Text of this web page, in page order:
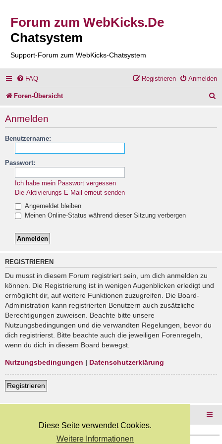
Diese Seite verwendet Cookies.
Weitere Informationen
Forum zum WebKicks.De
Chatsystem
Support-Forum zum WebKicks-Chatsystem
FAQ Anmelden
Registrieren
Foren-Übersicht
Anmelden
Benutzername:
Passwort:
Ich habe mein Passwort vergessen
Die Aktivierungs-E-Mail erneut senden
Angemeldet bleiben
Meinen Online-Status während dieser Sitzung verbergen
REGISTRIEREN
Du musst in diesem Forum registriert sein, um dich anmelden zu
können. Die Registrierung ist in wenigen Augenblicken erledigt und
ermöglicht dir, auf weitere Funktionen zuzugreifen. Die Board-
Administration kann registrierten Benutzern auch zusätzliche
Berechtigungen zuweisen. Beachte bitte unsere
Nutzungsbedingungen und die verwandten Regelungen, bevor du
dich registrierst. Bitte beachte auch die jeweiligen Forenregeln,
wenn du dich in diesem Board bewegst.
Nutzungsbedingungen | Datenschutzerklärung
Registrieren